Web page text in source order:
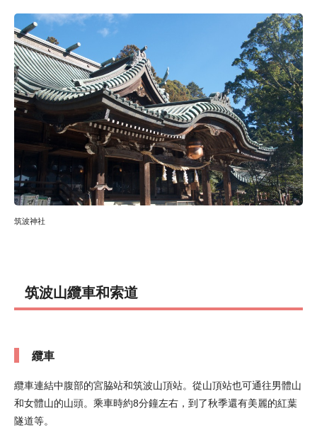
筑波神社
筑波山纜車和索道
纜車
纜車連結中腹部的宮脇站和筑波山頂站。從山頂站也可通往男體山
和女體山的山頭。乘車時約8分鐘左右，到了秋季還有美麗的紅葉
隧道等。